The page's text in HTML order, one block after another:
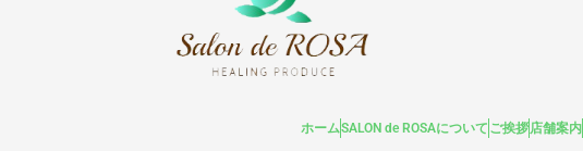
ホームSALON de ROSAについて ご挨拶店舗案内